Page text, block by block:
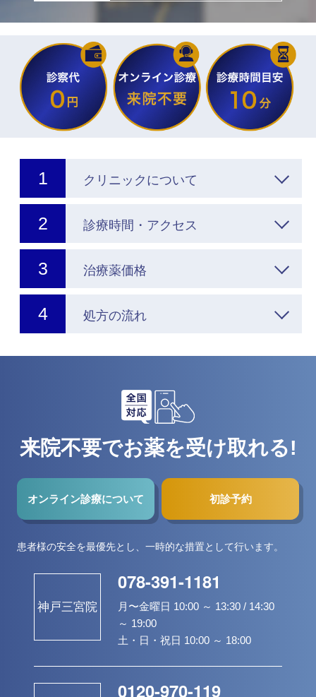
クリニックについて
診療時間・アクセス
治療薬価格
処方の流れ
来院不要でお薬を受け取れる!
オンライン診療について 初診予約
患者様の安全を最優先とし、一時的な措置として行います。
神戸三宮院
078-391-1181
月〜金曜日 10:00 ～ 13:30 / 14:30
～ 19:00
土・日・祝日 10:00 ～ 18:00
0120-970-119